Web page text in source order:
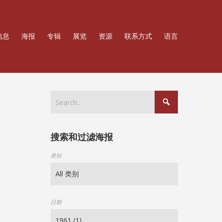
息 海报 专辑 展览 资源 联系方式 语言
搜索和过滤海报
类别
日期